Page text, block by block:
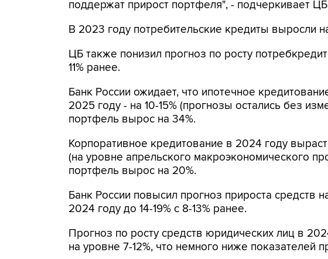
поддержат прирост портфеля", - подчеркивает
В 2023 году потребительские кредиты выросли
ЦБ также понизил прогноз по росту
11% ранее.
Банк России ожидает, что ипотечное
2025 году - на 10-15% (прогнозы остались без
портфель вырос на 34%.
Корпоративное кредитование в 2024 году
(на уровне апрельского макроэкономического
портфель вырос на 20%.
Банк России повысил прогноз прироста средств
2024 году до 14-19% с 8-13% ранее.
Прогноз по росту средств юридических лиц в
на уровне 7-12%, что немного ниже показателей